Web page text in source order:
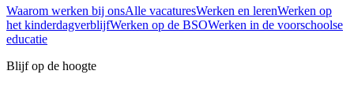
Waarom werken bij onsAlle vacaturesWerken en lerenWerken op
het kinderdagverblijfWerken op de BSOWerken in de voorschoolse
educatie
Blijf op de hoogte